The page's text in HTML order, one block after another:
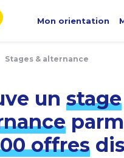
Mon orientation
Stages & alternance
un stage
offres
cookies